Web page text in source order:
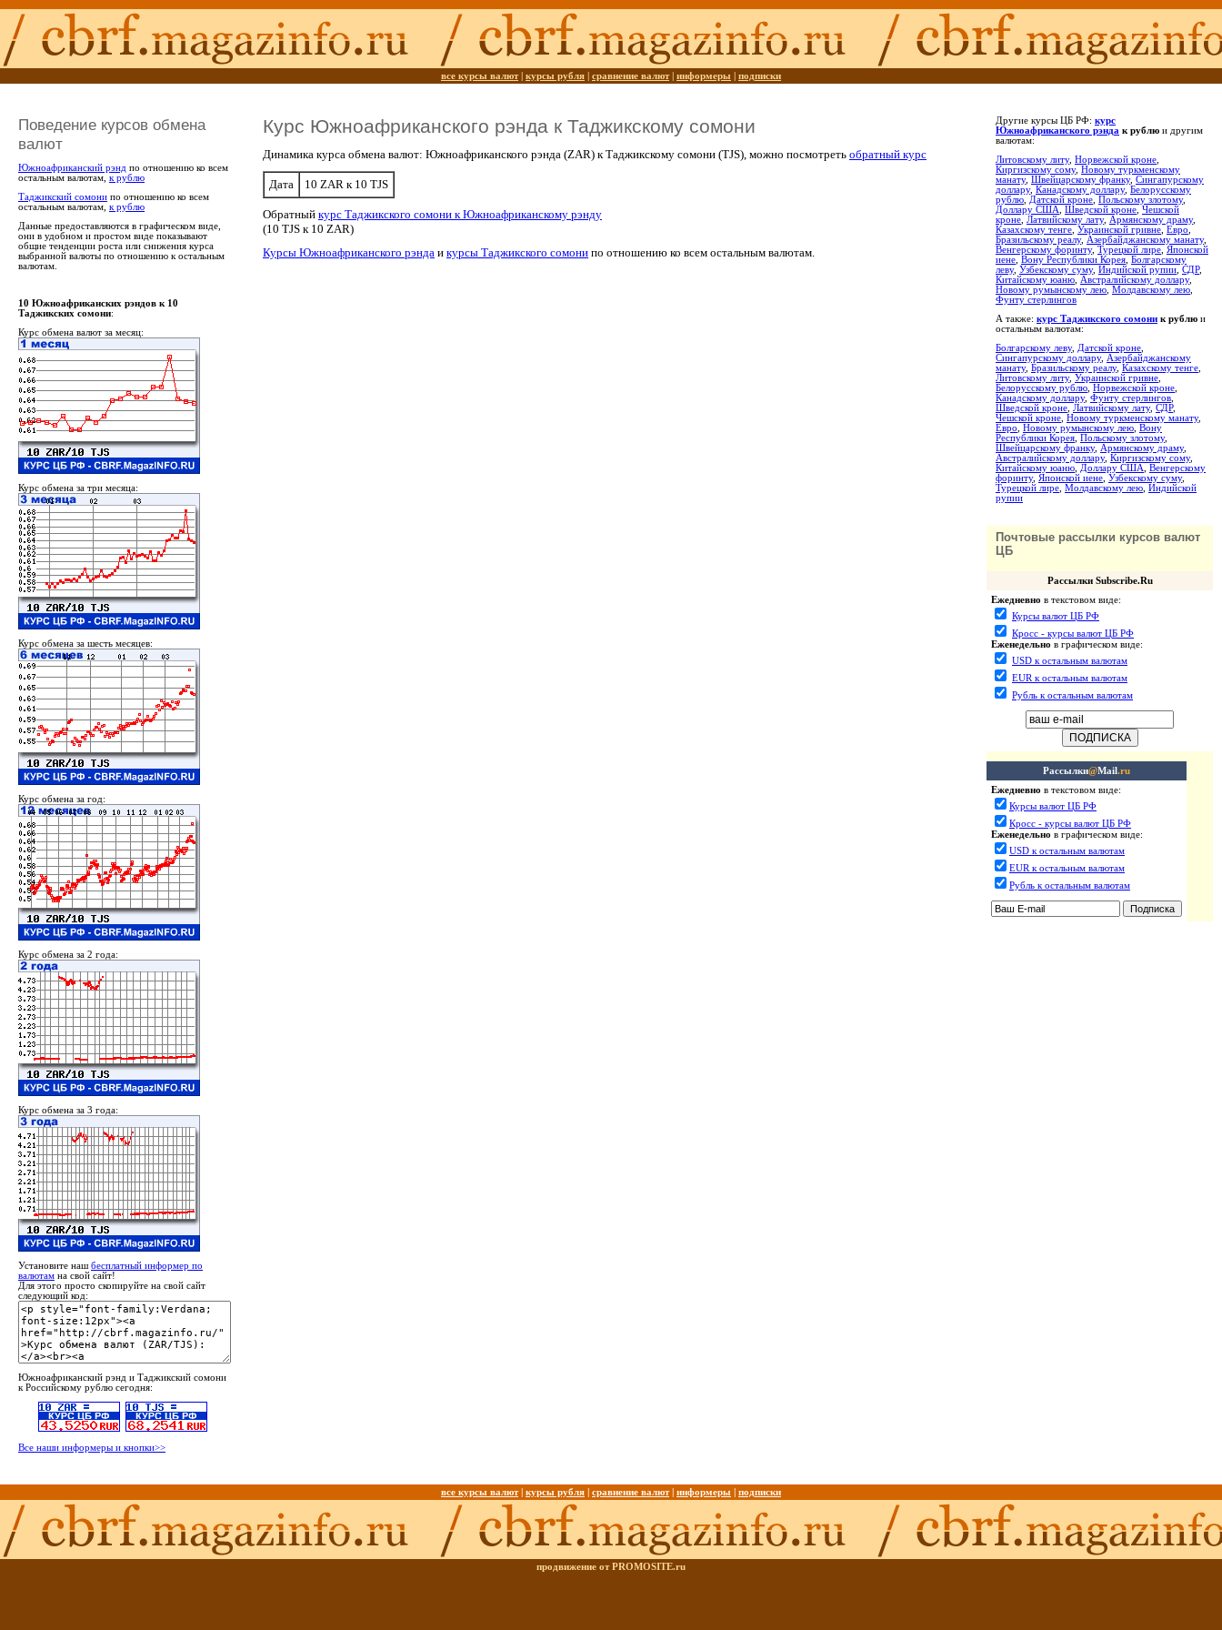
все курсы валют| курсы рубля сравнение валют| информеры подписки
Поведение курсов обмена
валют
Южноафриканский рэнд по отношению ко всем
остальным валютам, к рублю
Таджикский сомони по отношению ко всем
остальным валютам, к рублю
Данные предоставляются в графическом виде,
они в удобном и простом виде показывают
общие тенденции роста или снижения курса
выбранной валюты по отношению к остальным
валютам.
Курс Южноафриканского рэнда к Таджикскому сомони
Динамика курса обмена валют: Южноафриканского рэнда (ZAR) к Таджикскому сомони (TJS), можно посмотреть обратный курс
Дата 10 ZAR к 10 TJS
Обратный курс Таджикского сомони к Южноафриканскому рэнду
(10 TJS к 10 ZAR)
Курсы Южноафриканского рэнда и курсы Таджикского сомони по отношению ко всем остальным валютам.
Другие курсы ЦБ РФ: курс
Южноафриканского рэнда к рублю и другим
валютам:
Литовскому литу, Норвежской кроне
Киргизскому сому, Новому туркменскому
манату, Швейцарскому франку, Сингапурскому
доллару, Канадскому доллару, Белорусскому
рублю
Датской кроне Польскому злотому,
Доллару США
Шведской кроне Чешской
кроне Латвийскому лату, Армянскому драму,
Казахскому тенге Украинской гривне Евро
Бразильскому реалу, Азербайджанскому манату,
Венгерскому форинту, Турецкой лире
Японской
иене Вону Республики Корея Болгарскому
леву, Узбекскому суму, Индийской рупии СДР,
Китайскому юаню
Австралийскому доллару,
Новому румынскому лею Молдавскому лею
Фунту стерлингов
А также: курс Таджикского сомони к рублю и
остальным валютам:
Болгарскому леву, Датской кроне
Сингапурскому доллару, Азербайджанскому
манату, Бразильскому реалу, Казахскому тенге
Литовскому литу, Украинской гривне
Белорусскому рублю Норвежской кроне
Канадскому доллару, Фунту стерлингов
Шведской кроне Латвийскому лату, СДР,
Чешской кроне Новому туркменскому манату,
Евро
Новому румынскому лею Вону
Республики Корея Польскому злотому,
Швейцарскому франку, Армянскому драму,
Австралийскому доллару, Киргизскому сому,
Китайскому юаню
Доллару США
Венгерскому
форинту, Японской иене Узбекскому суму,
Турецкой лире Молдавскому лею Индийской
рупии
Почтовые рассылки курсов валют
ЦБ
Рассылки Subscribe.Ru
Ежедневно в текстовом виде:
Курсы валют ЦБ РФ
Кросс - курсы валют ЦБ РФ
Еженедельно в графическом виде:
USD к остальным валютам
EUR к остальным валютам
Рубль к остальным валютам
Рассылки@Mail.ru
Ежедневно в текстовом виде:
Курсы валют ЦБ РФ
Кросс - курсы валют ЦБ РФ
Еженедельно в графическом виде:
USD к остальным валютам
EUR к остальным валютам
Рубль к остальным валютам
10 Южноафриканских рэндов к 10
Таджикских сомони:
Курс обмена валют за месяц:
Курс обмена за три месяца:
Курс обмена за шесть месяцев:
Курс обмена за год:
Курс обмена за 2 года:
Курс обмена за 3 года:
Установите наш бесплатный информер по
валютам на свой сайт!
Для этого просто скопируйте на свой сайт
следующий код:
Южноафриканский рэнд и Таджикский сомони
к Российскому рублю сегодня:
Все наши информеры и кнопки>>
все курсы валют| курсы рубля сравнение валют| информеры подписки
продвижение от PROMOSITE.ru